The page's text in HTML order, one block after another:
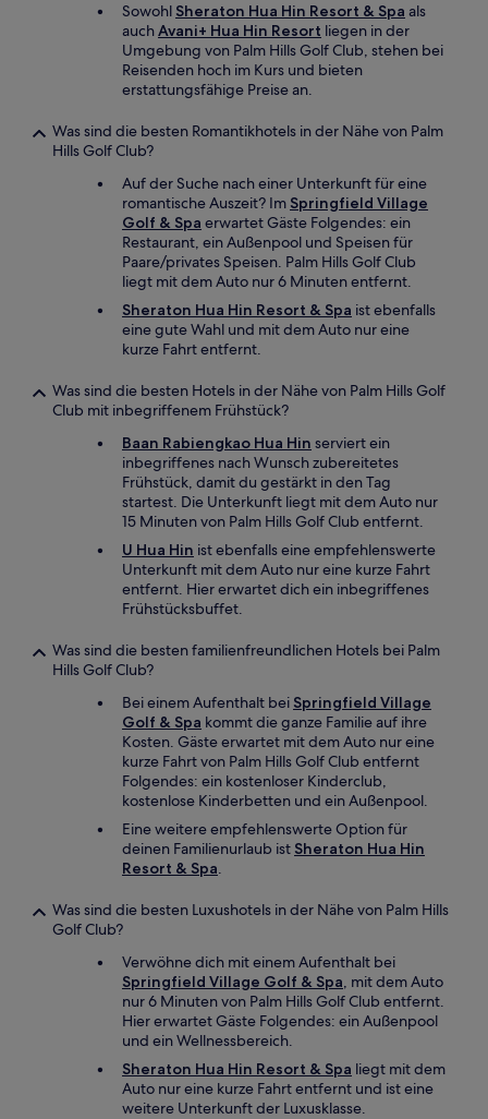
Sowohl Sheraton Hua Hin Resort & Spa als
auchAvani+ Hua Hin Resort liegen in der
Umgebung von Palm Hills Golf Club, stehen bei
Reisenden hoch im Kurs und bieten
erstattungsfähige Preise an.
Was sind die besten Romantikhotels in der Nähe von Palm
Hills Golf Club?
Auf der Suche nach einer Unterkunft für eine
romantische Auszeit? Im Springfield Village
Golf & Spa erwartet Gäste Folgendes: ein
Restaurant, ein Außenpool und Speisen für
Paare/privates Speisen. Palm Hills Golf Club
liegt mit dem Auto nur 6 Minuten entfernt.
Sheraton Hua Hin Resort & Spa ist ebenfalls
eine gute Wahl und mit dem Auto nur eine
kurze Fahrt entfernt.
Was sind die besten Hotels in der Nähe von Palm Hills Golf
Club mit inbegriffenem Frühstück?
Baan Rabiengkao Hua Hin serviert ein
inbegriffenes nach Wunsch zubereitetes
Frühstück, damit du gestärkt in den Tag
startest. Die Unterkunft liegt mit dem Auto nur
15 Minuten von Palm Hills Golf Club entfernt.
U Hua Hin ist ebenfalls eine empfehlenswerte
Unterkunft mit dem Auto nur eine kurze Fahrt
entfernt. Hier erwartet dich ein inbegriffenes
Frühstücksbuffet.
Was sind die besten familienfreundlichen Hotels bei Palm
Hills Golf Club?
Bei einem Aufenthalt bei Springfield Village
Golf & Spa kommt die ganze Familie auf ihre
Kosten. Gäste erwartet mit dem Auto nur eine
kurze Fahrt von Palm Hills Golf Club entfernt
Folgendes: ein kostenloser Kinderclub,
kostenlose Kinderbetten und ein Außenpool.
Eine weitere empfehlenswerte Option für
deinen Familienurlaub ist Sheraton Hua Hin
Resort & Spa.
Was sind die besten Luxushotels in der Nähe von Palm Hills
Golf Club?
Verwöhne dich mit einem Aufenthalt bei
Springfield Village Golf & Spa, mit dem Auto
nur 6 Minuten von Palm Hills Golf Club entfernt.
Hier erwartet Gäste Folgendes: ein Außenpool
und ein Wellnessbereich.
Sheraton Hua Hin Resort & Spa liegt mit dem
Auto nur eine kurze Fahrt entfernt und ist eine
weitere Unterkunft der Luxusklasse.